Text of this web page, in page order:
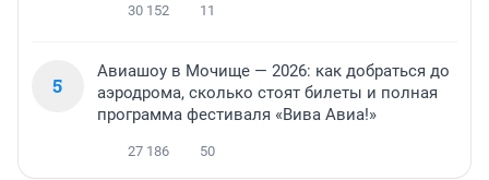
30 152 11
5
Авиашоу в Мочище — 2026: как добраться до
аэродрома, сколько стоят билеты и полная
программа фестиваля «Вива Авиа!»
27 186 50